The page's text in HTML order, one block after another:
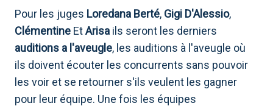
Pour les juges Loredana Berté, Gigi D'Alessio,
Clémentine EtArisa ils seront les derniers
auditions a l'aveugle, les auditions à l'aveugle où
ils doivent écouter les concurrents sans pouvoir
les voir et se retourner s'ils veulent les gagner
pour leur équipe. Une fois les équipes